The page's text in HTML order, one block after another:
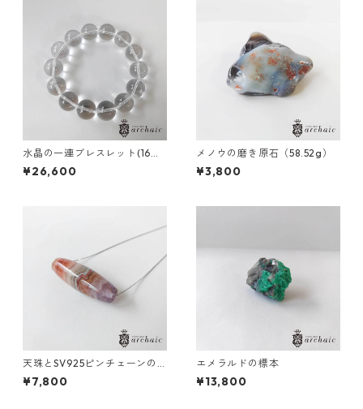
水晶の一連ブレスレット(16m
m)
¥26,600
メノウの磨き原石（58.52g）
¥3,800
天珠とSV925ピンチェーンの
ショートネックレス
¥7,800
エメラルドの標本
¥13,800